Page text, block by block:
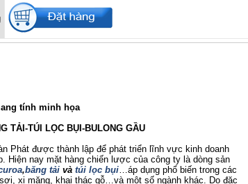
tính minh họa
TẢI-TÚI LỌC BỤI-BULONG GẦU
Phát được thành lập để phát triển lĩnh vực kinh doanh
Hiện nay mặt hàng chiến lược của công ty là dòng sản
,băng tải và túi lọc bụi…áp dụng phổ biến trong các
xi măng, khai thác gỗ…và một số ngành khác. Do đặc